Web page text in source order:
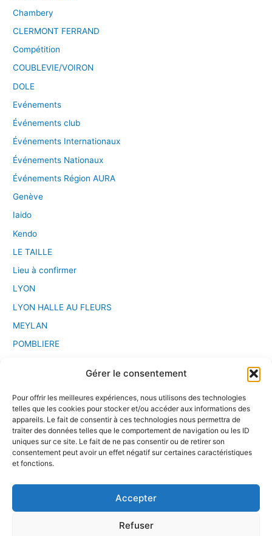
Gérer le consentement
Pour offrir les meilleures expériences, nous utilisons des technologies
telles que les cookies pour stocker et/ou accéder aux informations des
appareils. Le fait de consentir à ces technologies nous permettra de
traiter des données telles que le comportement de navigation ou les ID
uniques sur ce site. Le fait de ne pas consentir ou de retirer son
consentement peut avoir un effet négatif sur certaines caractéristiques
et fonctions.
Accepter
Refuser
Chambery
CLERMONT FERRAND
Compétition
COUBLEVIE/VOIRON
DOLE
Evénements
Événements club
Événements Internationaux
Événements Nationaux
Événements Région AURA
Genève
Iaido
Kendo
LE TAILLE
Lieu à confirmer
LYON
LYON HALLE AU FLEURS
MEYLAN
POMBLIERE
Sport Chanbara
Stage
VALENCE
VILLEURBANNE